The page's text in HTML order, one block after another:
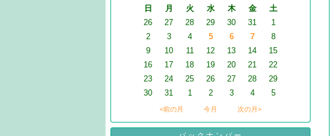
日
月 火 水 木 金
土
26
27 28 29 30 31
1
2
3 4 5 6 7
8
9
10 11 12 13 14
15
16
17 18 19 20 21
22
23
24 25 26 27 28
29
30
31 1 2 3 4 5
<前の月 今月 次の月>